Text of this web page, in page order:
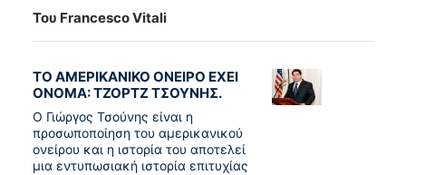
Του Francesco Vitali
ΤΟ ΑΜΕΡΙΚΑΝΙΚΟ ΟΝΕΙΡΟ ΕΧΕΙ
ΟΝΟΜΑ: ΤΖΟΡΤΖ ΤΣΟΥΝΗΣ.
Ο Γιώργος Τσούνης είναι η
προσωποποίηση του αμερικανικού
ονείρου και η ιστορία του αποτελεί
μια εντυπωσιακή ιστορία επιτυχίας